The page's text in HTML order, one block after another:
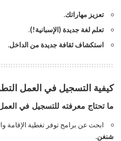
تعزيز مهاراتك.
تعلم لغة جديدة (الإسبانية!).
استكشاف ثقافة جديدة من الداخل.
كيفية التسجيل في العمل
ما تحتاج معرفته للتسجيل في
ابحث عن برامج توفر تغطية
شنغن.